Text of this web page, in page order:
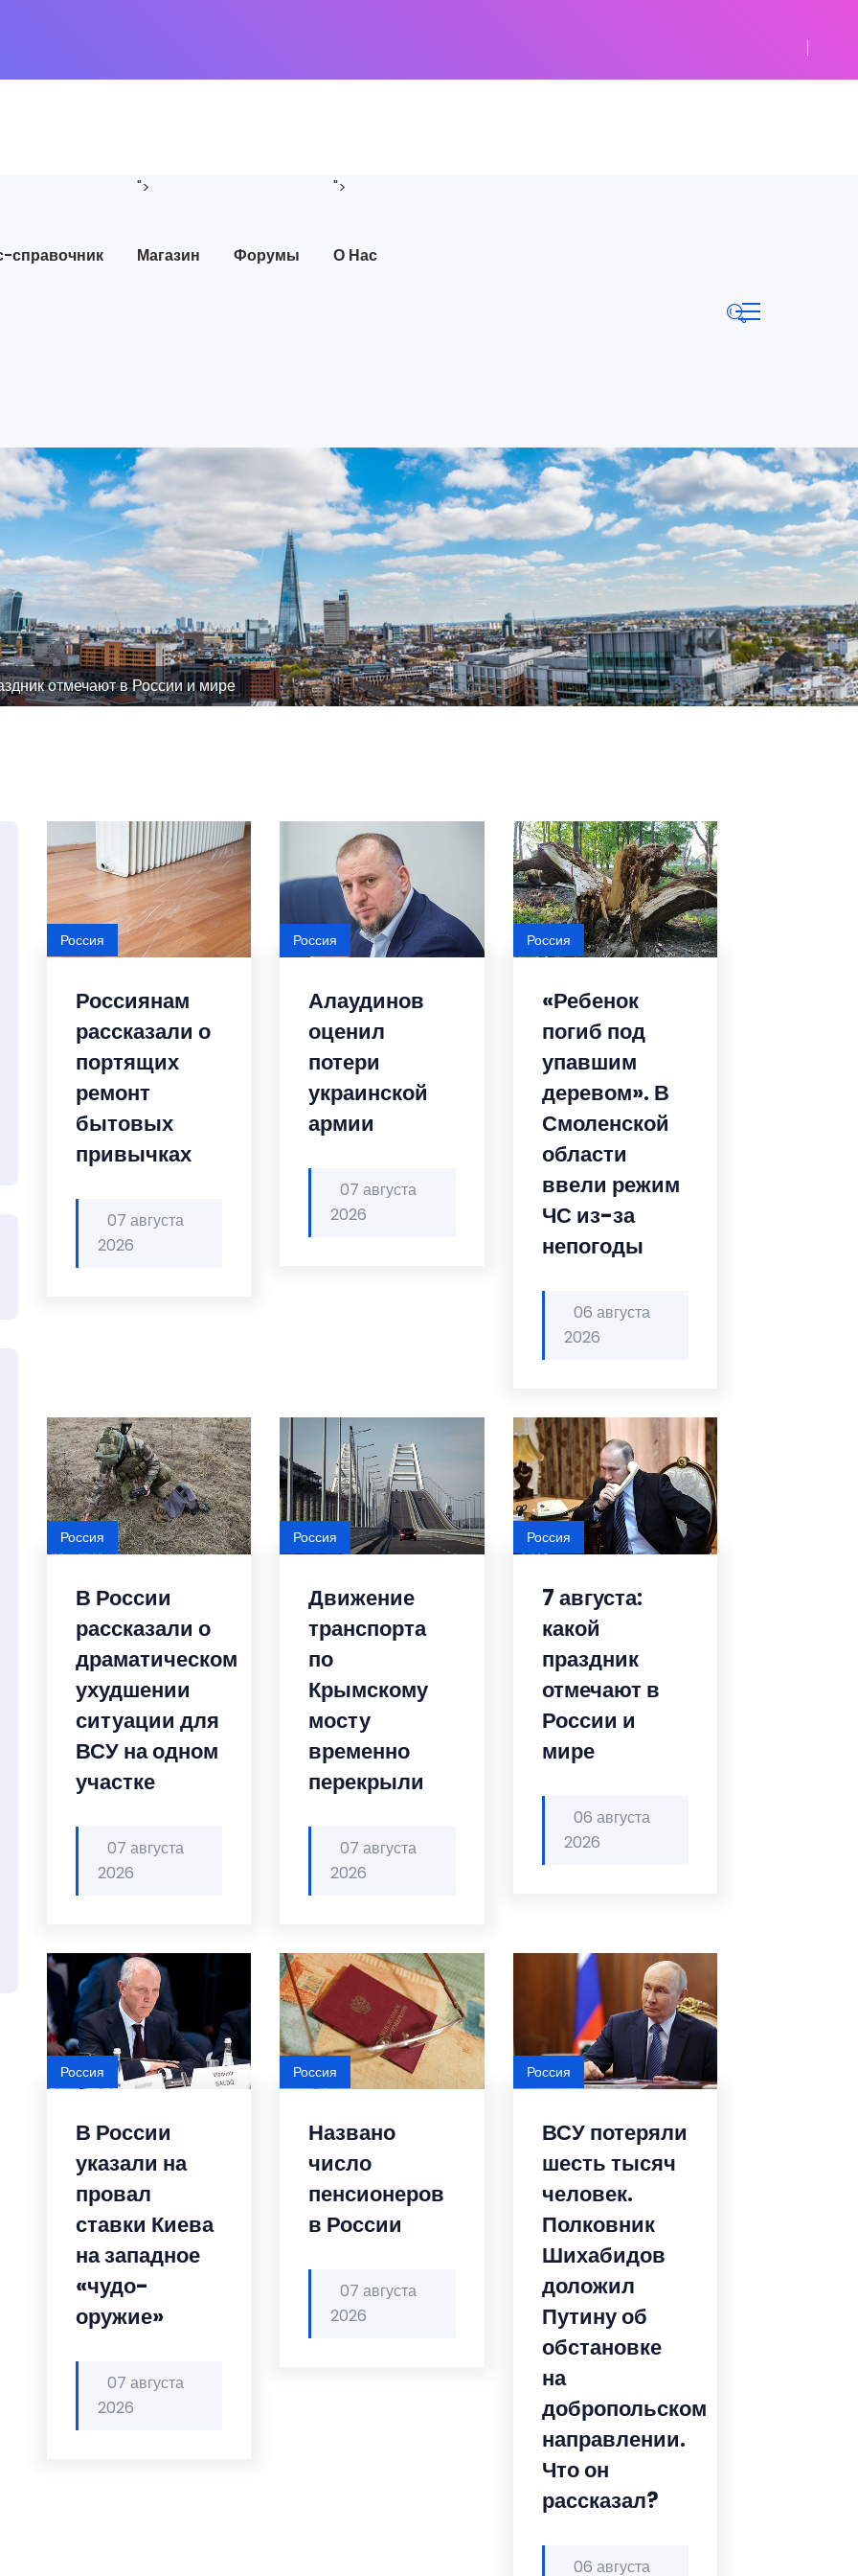
справочник
">
Магазин Форумы
">
О Нас
отмечают в России и мире
Россиянам
рассказали о
портящих
ремонт
бытовых
привычках
07 августа
2026
Россия
Алаудинов
оценил
потери
украинской
армии
07 августа
2026
Россия
«Ребенок
погиб под
упавшим
деревом». В
Смоленской
области
ввели режим
ЧС из-за
непогоды
06 августа
2026
Россия
В России
рассказали о
драматическом
ухудшении
ситуации для
ВСУ на одном
участке
07 августа
2026
Россия
Движение
транспорта
по
Крымскому
мосту
временно
перекрыли
07 августа
2026
Россия
7 августа:
какой
праздник
отмечают в
России и
мире
06 августа
2026
Россия
В России
указали на
провал
ставки Киева
на западное
«чудо-
оружие»
07 августа
2026
Россия
Названо
число
пенсионеров
в России
07 августа
2026
Россия
ВСУ потеряли
шесть тысяч
человек.
Полковник
Шихабидов
доложил
Путину об
обстановке
на
добропольском
направлении.
Что он
рассказал?
06 августа
Россия